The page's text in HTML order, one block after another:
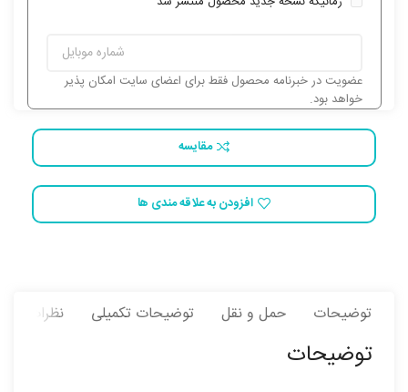
عضویت در خبرنامه محصول فقط برای اعضای سایت امکان پذیر
خواهد بود.
مقایسه
افزودن به علاقه مندی ها
توضیحات حمل و نقل توضیحات تکمیلی نظرات (1)
توضیحات